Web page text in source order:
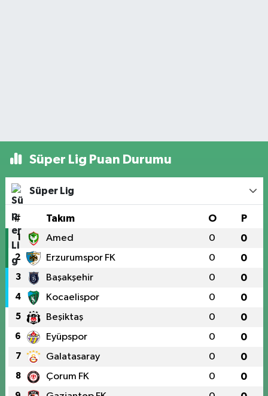
Süper Lig Puan Durumu
Süper Lig
# Takım O P
1 Amed 0 0
2 Erzurumspor FK 0 0
3 Başakşehir 0 0
4 Kocaelispor 0 0
5 Beşiktaş 0 0
6 Eyüpspor 0 0
7 Galatasaray 0 0
8 Çorum FK 0 0